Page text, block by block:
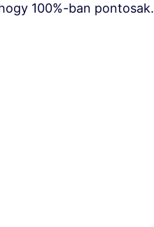
100%-ban pontosak.